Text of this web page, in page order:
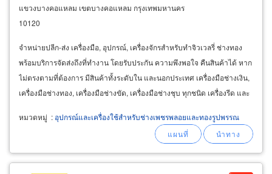
แขวงบางคอแหลม เขตบางคอแหลม กรุงเทพมหานคร
10120
จำหน่ายปลีก-ส่ง เครื่องมือ, อุปกรณ์, เครื่องจักรสำหรับทำจิวเวลรี่ ช่างทอง
พร้อมบริการจัดส่งถึงที่ทำงาน โดยรับประกัน ความพึงพอใจ คืนสินค้าได้ หาก
ไม่ตรงตามที่ต้องการ มีสินค้าทั้งระดับใน และนอกประเทศ เครื่องมือช่างเงิน,
เครื่องมือช่างทอง, เครื่องมือช่างขัด, เครื่องมือช่างชุบ ทุกชนิด เครื่องรีด และ
หมวดหมู่ : อุปกรณ์และเครื่องใช้สำหรับช่างเพชรพลอยและทองรูปพรรณ